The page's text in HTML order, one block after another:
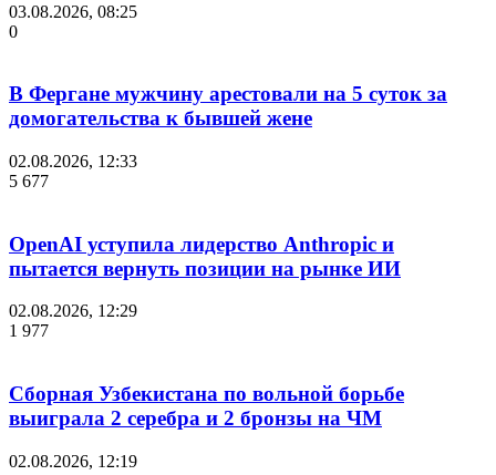
03.08.2026, 08:25
0
В Фергане мужчину арестовали на 5 суток за
домогательства к бывшей жене
02.08.2026, 12:33
5 677
OpenAI уступила лидерство Anthropic и
пытается вернуть позиции на рынке ИИ
02.08.2026, 12:29
1 977
Сборная Узбекистана по вольной борьбе
выиграла 2 серебра и 2 бронзы на ЧМ
02.08.2026, 12:19